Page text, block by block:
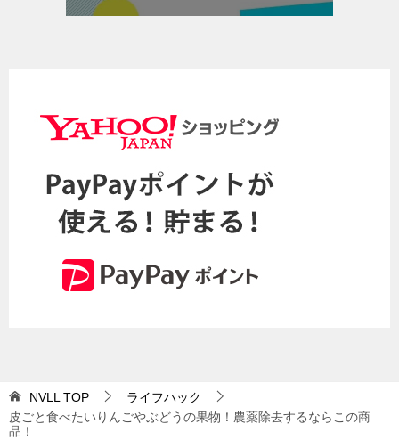
NVLLTOP
ライフハック
皮ごと食べたいりんごやぶどうの果物！農薬除去するならこの商
品！